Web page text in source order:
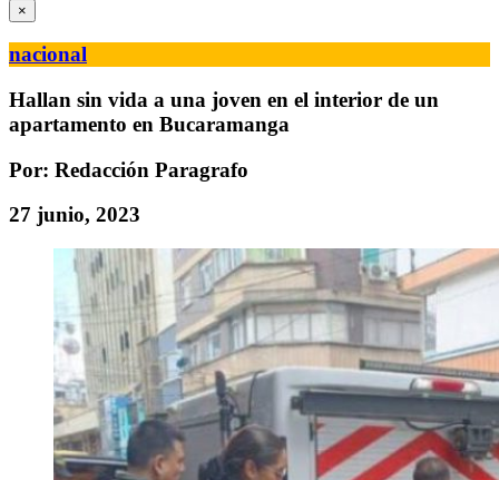
×
nacional
Hallan sin vida a una joven en el interior de un
apartamento en Bucaramanga
Por: Redacción Paragrafo
27 junio, 2023